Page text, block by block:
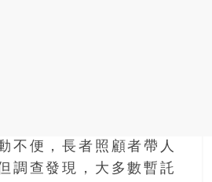
不便，長者照顧者帶人
調查發現，大多數暫託